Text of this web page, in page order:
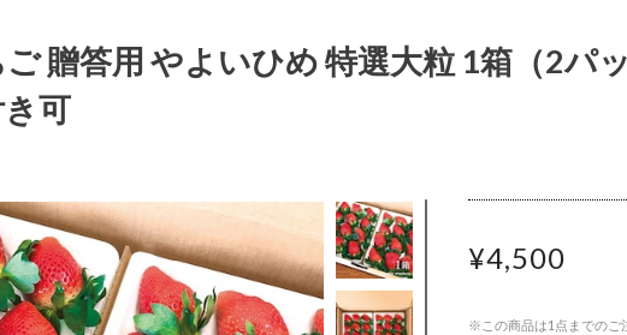
贈答用 やよいひめ 特選大粒 1箱（2パ
可
¥4,500
※この商品は1点までのご